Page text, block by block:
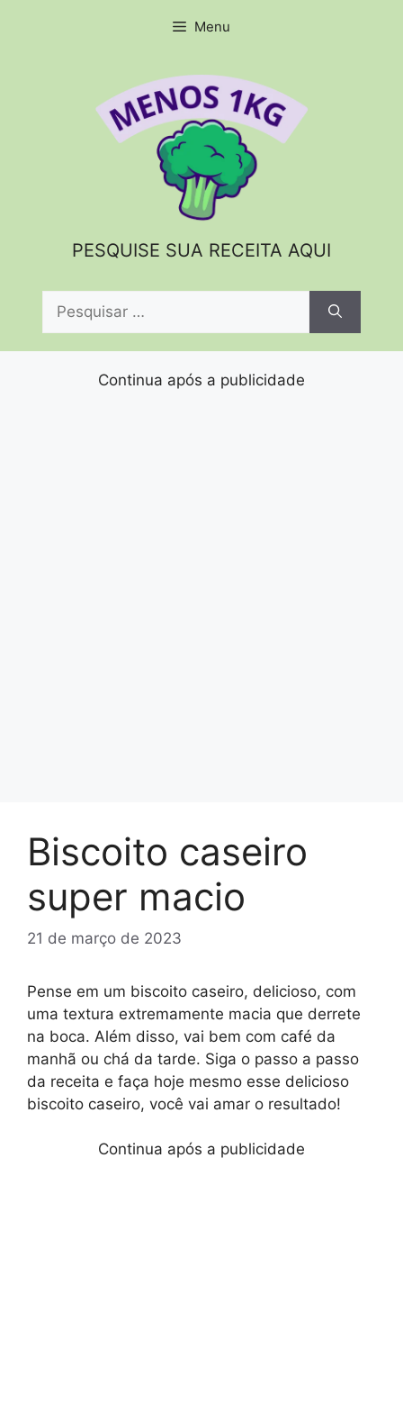
Menu
PESQUISE SUA RECEITA AQUI
Pesquisar
Continua após a publicidade
Biscoito caseiro
super macio
21 de março de 2023
Pense em um biscoito caseiro, delicioso, com
uma textura extremamente macia que derrete
na boca. Além disso, vai bem com café da
manhã ou chá da tarde. Siga o passo a passo
da receita e faça hoje mesmo esse delicioso
biscoito caseiro, você vai amar o resultado!
Continua após a publicidade